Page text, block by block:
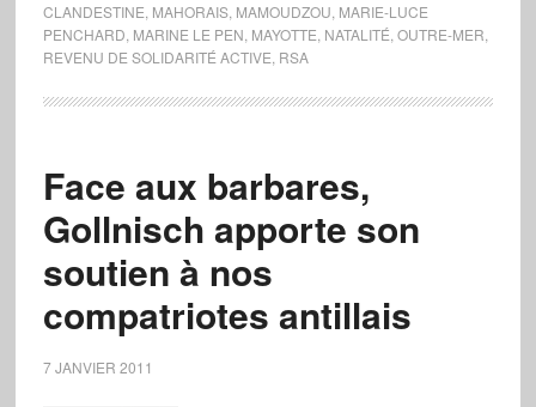
CLANDESTINE MAHORAIS, MAMOUDZOU MARIE-LUCE
PENCHARD MARINE LE PEN MAYOTTE NATALITÉ OUTRE-MER
REVENU DE SOLIDARITÉ ACTIVE RSA
Face aux barbares,
Gollnisch apporte son
soutien à nos
compatriotes antillais
7 JANVIER 2011